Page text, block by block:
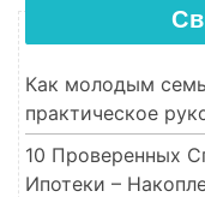
Как молодым
практическое
10 Проверенных
Ипотеки –